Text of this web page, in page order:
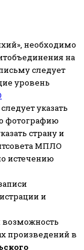
необходимо
на
следует
уровень
указать
фотографию
страну и
МПЛО
истечению
и
возможность
произведений в